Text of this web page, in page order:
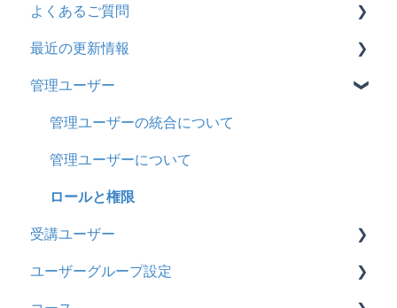
よくあるご質問
契約
トライアル
カスタマイズ
インターネット・セキュリティ
料金
管理ユーザー・受講ユーザー
履歴
最近の更新情報
2026年8月アップデート
2026年2月アップデート
2025年10月アップデート
2025年9月アップデート
2025年3月アップデート
2024年12月アップデート
管理ユーザー
管理ユーザーの統合について
管理ユーザーについて
ロールと権限
受講ユーザー
基本操作
ユーザーグループ設定